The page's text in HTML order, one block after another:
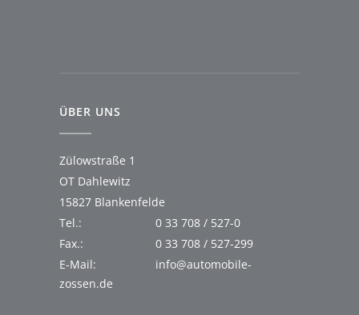
ÜBER UNS
Zülowstraße 1
OT Dahlewitz
15827 Blankenfelde
Tel.:
0 33 708 / 527-0
Fax.:
0 33 708 / 527-299
E-Mail:
info@automobile-
zossen.de